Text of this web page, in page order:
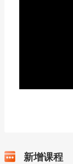
新增课程